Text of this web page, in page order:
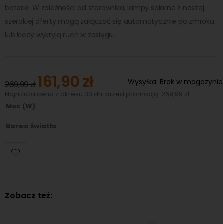
baterie. W zależności od sterownika, lampy solarne z naszej
szerokiej oferty mogą załączać się automatycznie po zmroku
lub kiedy wykryją ruch w zasięgu.
269,99 zł Special
Price
161,90 zł Wysyłka: Brak w magazynie
Najniższa cena z okresu 30 dni przed promocją: 269,99 zł
Moc (W)
Barwa światła
Zobacz też: